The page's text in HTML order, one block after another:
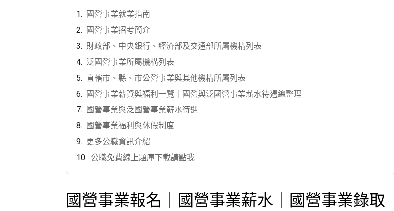
國營事業就業指南
國營事業招考簡介
財政部、中央銀行、經濟部及交通部所屬機構列表
泛國營事業所屬機構列表
直轄市、縣、市公營事業與其他機構所屬列表
國營事業薪資與福利一覽｜國營與泛國營事業薪水待遇總整理
國營事業與泛國營事業薪水待遇
國營事業福利與休假制度
更多公職資訊介紹
公職免費線上題庫下載請點我
國營事業報名｜國營事業薪水｜國營事業錄取